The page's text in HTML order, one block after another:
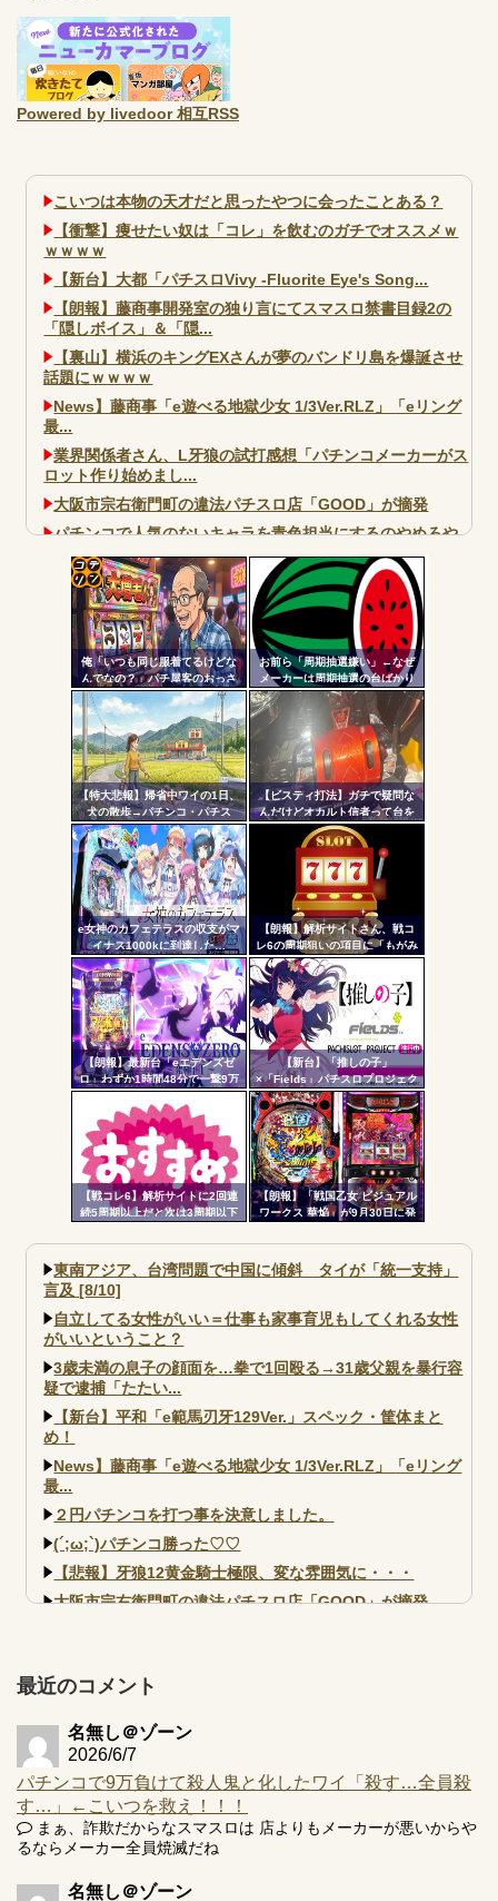
Powered by livedoor 相互RSS
こいつは本物の天才だと思ったやつに会ったことある？
【衝撃】痩せたい奴は「コレ」を飲むのガチでオススメｗ
ｗｗｗｗ
【新台】大都「パチスロVivy -Fluorite Eye's Song...
【朗報】藤商事開発室の独り言にてスマスロ禁書目録2の
「隠しボイス」＆「隠...
【裏山】横浜のキングEXさんが夢のバンドリ島を爆誕させ
話題にｗｗｗｗ
News】藤商事「e遊べる地獄少女 1/3Ver.RLZ」「eリング
最...
業界関係者さん、L牙狼の試打感想「パチンコメーカーがス
ロット作り始めまし...
大阪市宗右衛門町の違法パチスロ店「GOOD」が摘発
パチンコで人気のないキャラを青色担当にするのやめろや
ワイ、パチンコ屋店員の目の前で会員カードを握り潰し
「今までありがとう」と...
無職のパチンコカス(22)なんやが、ワイの人生どれくらい
ヤバいか教えて？...
AngelBeats!とかいうクソアニメの思い出ｗｗｗ
Powered by livedoor 相互RSS
俺「いつも同じ服着てるけどな
んでなの？」パチ屋客のおっさ
ん「別にいいでしょ！！！」←
コイツｗｗ
お前ら「周期抽選嫌い」←なぜ
メーカーは周期抽選の台ばかり
出すんだ？
【特大悲報】帰省中ワイの1日、
犬の散歩→パチンコ・パチス
ロ これしかないｗ
【ビスティ打法】ガチで疑問な
んだけどオカルト信者って台を
休ませなかったら爆連したって
いう思考にはならないの？
e女神のカフェテラスの収支がマ
イナス1000kに到達した…
【朗報】解析サイトさん、戦コ
レ6の周期狙いの項目に「もがみ
んの尻画像」を採用
【朗報】最新台「eエデンズゼ
ロ」わずか1時間48分で一撃9万
5000発コンプリートを達成して
しまうｗ 究極LT期待出玉2万発
超えの現行最強スペックは伊達
じゃないな…
【新台】「推しの子」
×「Fields」パチスロプロジェク
ト特報ムービー公開！推しの子
でBITESやれるんか！？_
【戦コレ6】解析サイトに2回連
続5周期以上だと次は3周期以下
たんだが…ふざけんな！！！
【朗報】「戦国乙女 ビジュアル
ワークス 華焔」が9月30日に発
女7・L戦国乙女5・グッズなどの
アートワーク集
コテ
リン
- 固
定リ
ンク
自動
更新
ツー
ル
東南アジア、台湾問題で中国に傾斜 タイが「統一支持」
言及 [8/10]
自立してる女性がいい＝仕事も家事育児もしてくれる女性
がいいということ？
3歳未満の息子の顔面を…拳で1回殴る→31歳父親を暴行容
疑で逮捕「たたい...
【新台】平和「e範馬刃牙129Ver.」スペック・筐体まと
め！
News】藤商事「e遊べる地獄少女 1/3Ver.RLZ」「eリング
最...
２円パチンコを打つ事を決意しました。
(´;ω;`)パチンコ勝った♡♡
【悲報】牙狼12黄金騎士極限、変な雰囲気に・・・
大阪市宗右衛門町の違法パチスロ店「GOOD」が摘発
【実戦報告】e黄門ちゃま寿限無 初日の評判まとめ！コン
プ報告あり！弱予告...
アズールレーン スロット評価はコイン持ちの悪い疑似ボ天
井の軽い絆？
最近のコメント
名無し＠ゾーン
2026/6/7
パチンコで9万負けて殺人鬼と化したワイ「殺す…全員殺
す…」←こいつを救え！！！
まぁ、詐欺だからなスマスロは 店よりもメーカーが悪いからや
るならメーカー全員焼滅だね
名無し＠ゾーン